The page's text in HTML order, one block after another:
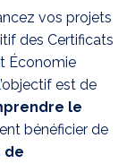
vos projets
des Certificats
Économie
est de
le
bénéficier de
de